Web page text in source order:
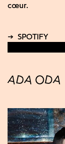
cœur.
ADA ODA